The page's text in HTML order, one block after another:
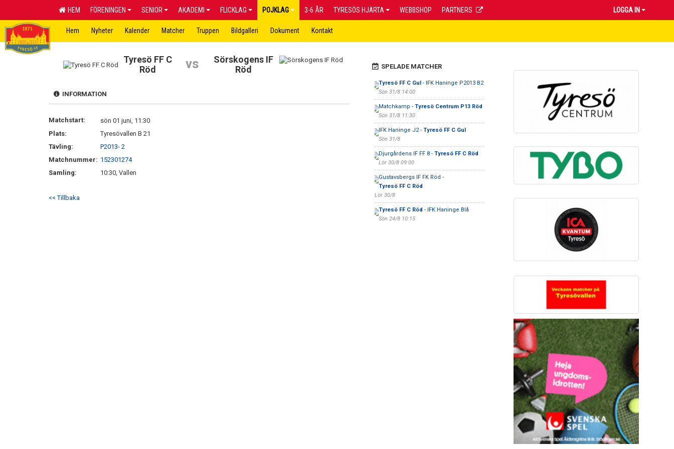
HEM FÖRENINGEN SENIOR AKADEMI FLICKLAG POJKLAG 3-6 ÅR TYRESÖS HJÄRTA WEBBSHOP PARTNERS LOGGA IN
Hem Nyheter Kalender Matcher Truppen Bildgalleri Dokument Kontakt
Tyresö FF C
Röd
vs
Sörskogens IF
Röd
INFORMATION
Matchstart:
sön 01 juni, 11:30
Plats:
Tyresövallen B 21
Tävling:
P2013- 2
Matchnummer: 152301274
Samling:
10:30, Vallen
<< Tillbaka
SPELADE MATCHER
Tyresö FF C Gul- IFK Haninge P2013 B2
Sön 31/8 14:00
Matchkamp - Tyresö Centrum P13 Röd
Sön 31/8 11:30
IFK Haninge J2 - Tyresö FF C Gul
Sön 31/8
Djurgårdens IF FF 8 - Tyresö FF C Röd
Lör 30/8 09:00
Gustavsbergs IF FK Röd -
Tyresö FF C Röd
Lör 30/8
Tyresö FF C Röd - IFK Haninge Blå
Sön 24/8 10:15